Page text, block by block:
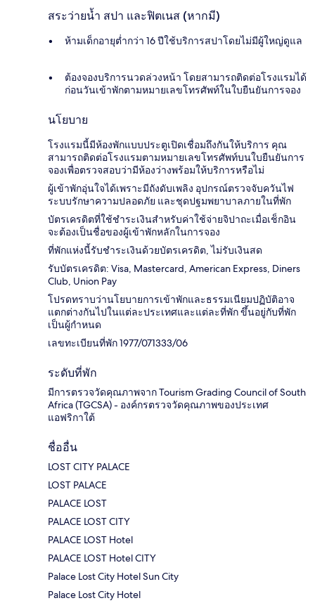
สระว่ายน้ำ สปา และฟิตเนส (หากมี)
ห้ามเด็กอายุต่ำกว่า 16 ปีใช้บริการสปาโดยไม่มีผู้ใหญ่ดูแล
ต้องจองบริการนวดล่วงหน้า โดยสามารถติดต่อโรงแรมได้
ก่อนวันเข้าพักตามหมายเลขโทรศัพท์ในใบยืนยันการจอง
นโยบาย
โรงแรมนี้มีห้องพักแบบประตูเปิดเชื่อมถึงกันให้บริการ คุณ
สามารถติดต่อโรงแรมตามหมายเลขโทรศัพท์บนใบยืนยันการ
จองเพื่อตรวจสอบว่ามีห้องว่างพร้อมให้บริการหรือไม่
ผู้เข้าพักอุ่นใจได้เพราะมีถังดับเพลิง อุปกรณ์ตรวจจับควันไฟ
ระบบรักษาความปลอดภัย และชุดปฐมพยาบาลภายในที่พัก
บัตรเครดิตที่ใช้ชำระเงินสำหรับค่าใช้จ่ายจิปาถะเมื่อเช็กอิน
จะต้องเป็นชื่อของผู้เข้าพักหลักในการจอง
ที่พักแห่งนี้รับชำระเงินด้วยบัตรเครดิต, ไม่รับเงินสด
รับบัตรเครดิต: Visa, Mastercard, American Express, Diners
Club, Union Pay
โปรดทราบว่านโยบายการเข้าพักและธรรมเนียมปฏิบัติอาจ
แตกต่างกันไปในแต่ละประเทศและแต่ละที่พัก ขึ้นอยู่กับที่พัก
เป็นผู้กำหนด
เลขทะเบียนที่พัก 1977/071333/06
ระดับที่พัก
มีการตรวจวัดคุณภาพจาก Tourism Grading Council of South
Africa (TGCSA) - องค์กรตรวจวัดคุณภาพของประเทศ
แอฟริกาใต้
ชื่ออื่น
LOST CITY PALACE
LOST PALACE
PALACE LOST
PALACE LOST CITY
PALACE LOST Hotel
PALACE LOST Hotel CITY
Palace Lost City Hotel Sun City
Palace Lost City Hotel